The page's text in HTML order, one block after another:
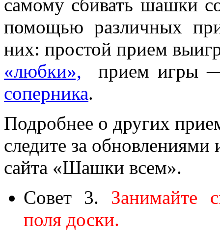
самому сбивать шашки
помощью различных
них: простой прием
«любки», прием игры
соперника.
Подробнее о других
следите за
сайта «Шашки всем».
Совет 3. Занимайте
поля доски.